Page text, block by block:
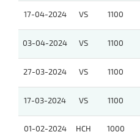
17-04-2024 VS 1100
03-04-2024 VS 1100
27-03-2024 VS 1100
17-03-2024 VS 1100
01-02-2024 HCH 1000